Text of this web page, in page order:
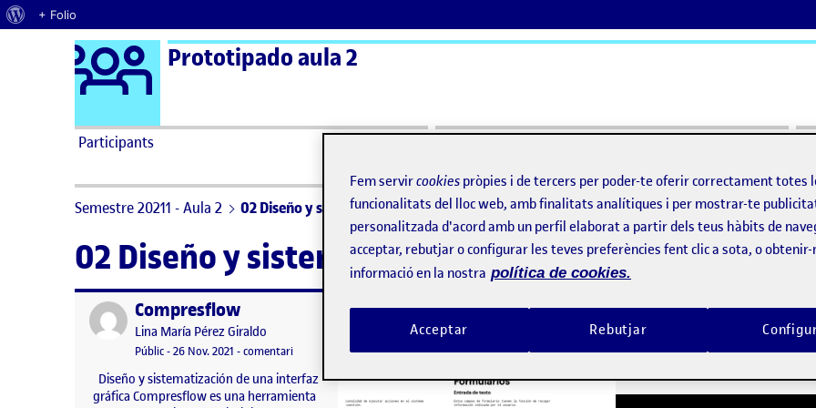
Quant al WordPress
+ Folio
Saltar al contingut Logo Ágora
Prototipado aula 2
Participants
Semestre 20211 - Aula 2 02 Diseño y sistematización de una interfaz gráfica (projecto 1/2)
02 Diseño y sistematización de una interfaz
Publicat perCompresflow
Publicat per
Lina María Pérez Giraldo
Visibilitat:
Públic-Data de publicació
26 Nov. 2021 26 novembre, 2021 5:26 am
-comentariel Compresflow
Diseño y sistematización de una interfaz
gráfica Compresflow es una herramienta
Publicat per PEC 02 – Diseño y sistematización de una interfaz gráfica
Publicat per
Jose Manuel Bellido Cuesta
Visibilitat:
Públic-Data de publicació
25 Nov. 2021-comentariel PEC 02 – Diseño y sistematización de una
Publicat per
Lara Bonilla Requena
Visibilitat:
Públic-Data de publicació
24 Nov. 2021-
Fem servircookies pròpies i de tercers per poder-te oferir correctament totes
funcionalitats del lloc web, amb finalitats analítiques i per mostrar-te
personalitzada d'acord amb un perfil elaborat a partir dels teus hàbits de
acceptar, rebutjar o configurar les teves preferències fent clic a sota, o obtenir-
informació en la nostra política de cookies.
Rebutjar
Acceptar